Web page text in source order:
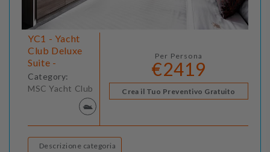
YC1 - Yacht
Club Deluxe
Suite -
Category:
MSC Yacht Club
Per Persona
€2419
Crea il Tuo Preventivo Gratuito
Descrizione categoria